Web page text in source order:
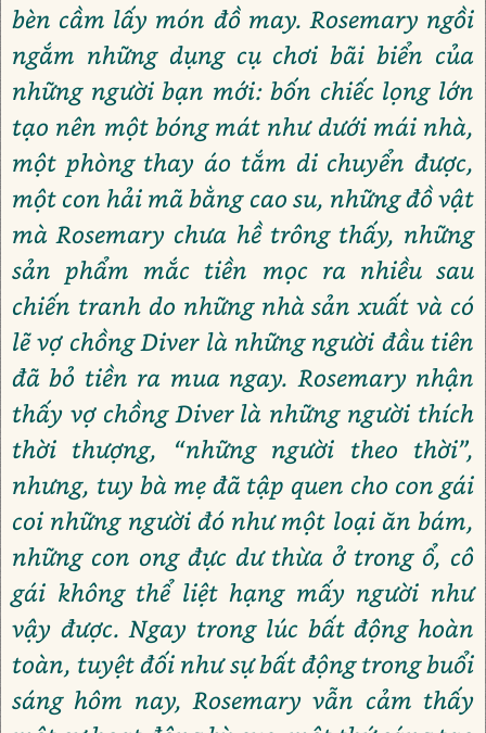
bèn cầm lấy món đồ may. Rosemary ngồi
ngắm những dụng cụ chơi bãi biển của
những người bạn mới: bốn chiếc lọng lớn
tạo nên một bóng mát như dưới mái nhà,
một phòng thay áo tắm di chuyển được,
một con hải mã bằng cao su, những đồ vật
mà Rosemary chưa hề trông thấy, những
sản phẩm mắc tiền mọc ra nhiều sau
chiến tranh do những nhà sản xuất và có
lẽ vợ chồng Diver là những người đầu tiên
đã bỏ tiền ra mua ngay. Rosemary nhận
thấy vợ chồng Diver là những người thích
thời thượng, “những người theo thời”,
nhưng, tuy bà mẹ đã tập quen cho con gái
coi những người đó như một loại ăn bám,
những con ong đực dư thừa ở trong ổ, cô
gái không thể liệt hạng mấy người như
vậy được. Ngay trong lúc bất động hoàn
toàn, tuyệt đối như sự bất động trong buổi
sáng hôm nay, Rosemary vẫn cảm thấy